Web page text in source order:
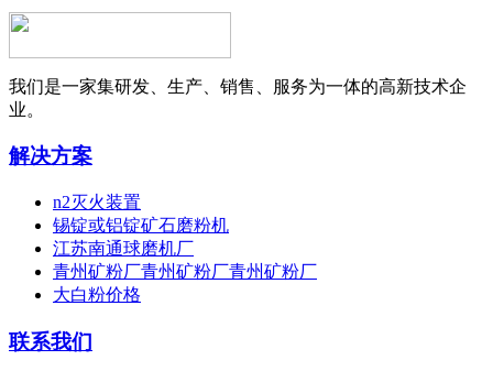
我们是一家集研发、生产、销售、服务为一体的高新技术企
业。
解决方案
n2灭火装置
锡锭或铝锭矿石磨粉机
江苏南通球磨机厂
青州矿粉厂青州矿粉厂青州矿粉厂
大白粉价格
联系我们